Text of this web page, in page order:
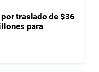
por traslado de $36
para